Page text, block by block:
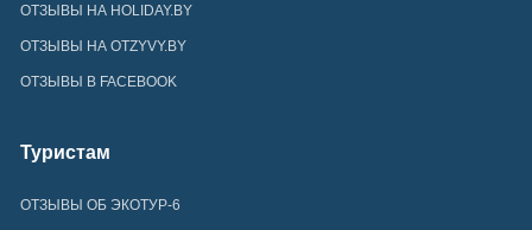
ОТЗЫВЫ НА HOLIDAY.BY
ОТЗЫВЫ НА OTZYVY.BY
ОТЗЫВЫ В FACEBOOK
Туристам
ОТЗЫВЫ ОБ ЭКОТУР-6